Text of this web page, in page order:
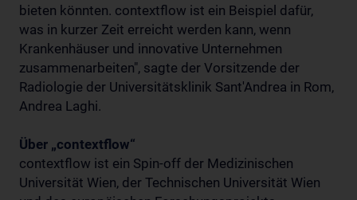
bieten könnten. contextflow ist ein Beispiel dafür,
was in kurzer Zeit erreicht werden kann, wenn
Krankenhäuser und innovative Unternehmen
zusammenarbeiten", sagte der Vorsitzende der
Radiologie der Universitätsklinik Sant'Andrea in Rom,
Andrea Laghi.
Über „contextflow“
contextflow ist ein Spin-off der Medizinischen
Universität Wien, der Technischen Universität Wien